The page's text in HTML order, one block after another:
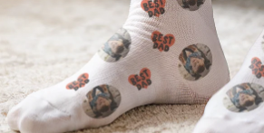
+49 39292 929695
Montag - Freitag : 8:30 - 17:00 Uhr
Samstag - Sonntag : 8:30 - 13:00 Uhr